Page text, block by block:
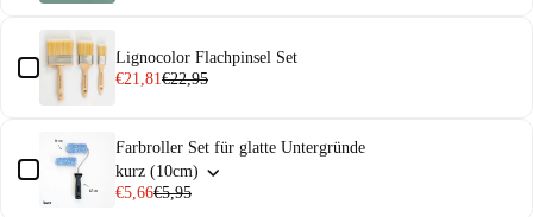
Lignocolor Flachpinsel Set
€21,81€22,95
Farbroller Set für glatte Untergründe
kurz (10cm)
€5,66€5,95